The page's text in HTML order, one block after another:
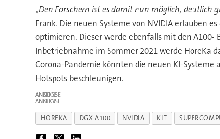
„Den Forschern ist es damit nun möglich, deutlich
Frank. Die neuen Systeme von NVIDIA erlauben
optimieren. Dieser werde ebenfalls mit den A100-
Inbetriebnahme im Sommer 2021 werde HoreKa
Corona-Pandemie könnten die neuen KI-
Hotspots beschleunigen.
ANZEIGE
ANZEIGE
HOREKA DGX A100 NVIDIA KIT